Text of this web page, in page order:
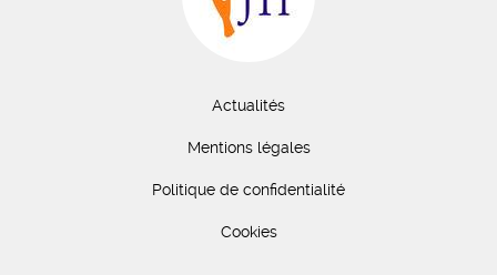
Actualités
Mentions légales
Politique de confidentialité
Cookies